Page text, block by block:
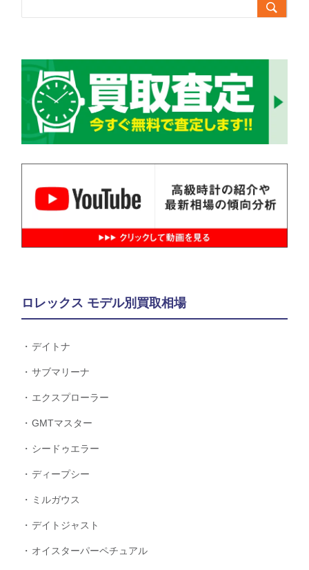

ロレックス モデル別買取相場
デイトナ
サブマリーナ
エクスプローラー
GMTマスター
シードゥエラー
ディープシー
ミルガウス
デイトジャスト
オイスターパーペチュアル